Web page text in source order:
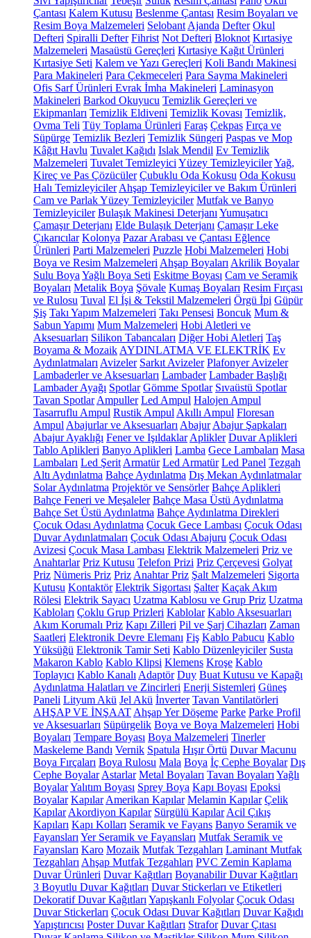
Çantası Kalem Kutusu Beslenme Çantası Resim Boyaları ve
Resim Boya Malzemeleri Selobant Ajanda Defter Okul
Defteri Spiralli Defter Fihrist Not Defteri Bloknot Kırtasiye
Malzemeleri Masaüstü Gereçleri Kırtasiye Kağıt Ürünleri
Kırtasiye Seti Kalem ve Yazı Gereçleri Koli Bandı Makinesi
Para Makineleri Para Çekmeceleri Para Sayma Makineleri
Ofis Sarf Ürünleri Evrak İmha Makineleri Laminasyon
Makineleri Barkod Okuyucu Temizlik Gereçleri ve
Ekipmanları Temizlik Eldiveni Temizlik Kovası Temizlik,
Ovma Teli Tüy Toplama Ürünleri Faraş Çekpas Fırça ve
Süpürge Temizlik Bezleri Temizlik Süngeri Paspas ve Mop
Kâğıt Havlu Tuvalet Kağıdı Islak Mendil Ev Temizlik
Malzemeleri Tuvalet Temizleyici Yüzey TemizleyicilerYağ,
Kireç ve Pas Çözücüler Çubuklu Oda Kokusu Oda Kokusu
Halı Temizleyiciler Ahşap Temizleyiciler ve Bakım Ürünleri
Cam ve Parlak Yüzey Temizleyiciler Mutfak ve Banyo
Temizleyiciler Bulaşık Makinesi Deterjanı Yumuşatıcı
Çamaşır Deterjanı Elde Bulaşık Deterjanı Çamaşır Leke
Çıkarıcılar Kolonya Pazar Arabası ve Çantası Eğlence
Ürünleri Parti Malzemeleri Puzzle Hobi Malzemeleri Hobi
Boya ve Resim Malzemeleri Ahşap Boyaları Akrilik Boyalar
Sulu Boya Yağlı Boya Seti Eskitme Boyası Cam ve Seramik
Boyaları Metalik Boya Şövale Kumaş Boyaları Resim Fırçası
ve Rulosu Tuval El İşi & Tekstil Malzemeleri Örgü İpi Güpür
Şiş Takı Yapım Malzemeleri Takı Pensesi Boncuk Mum &
Sabun Yapımı Mum Malzemeleri Hobi Aletleri ve
Aksesuarları Silikon Tabancaları Diğer Hobi Aletleri Taş
Boyama & Mozaik AYDINLATMA VE ELEKTRİK Ev
Aydınlatmaları Avizeler Sarkıt Avizeler Plafonyer Avizeler
Lambaderler ve Aksesuarları Lambader Lambader Başlığı
Lambader Ayağı Spotlar Gömme Spotlar Sıvaüstü Spotlar
Tavan Spotlar Ampuller Led Ampul Halojen Ampul
Tasarruflu Ampul Rustik Ampul Akıllı Ampul Floresan
Ampul Abajurlar ve Aksesuarları Abajur Abajur Şapkaları
Abajur Ayaklığı Fener ve Işıldaklar Aplikler Duvar Aplikleri
Tablo Aplikleri Banyo Aplikleri Lamba Gece Lambaları Masa
Lambaları Led Şerit Armatür Led Armatür Led Panel Tezgah
Altı Aydınlatma Bahçe Aydınlatma Dış Mekan Aydınlatmalar
Solar Aydınlatma Projektör ve Sensörler Bahçe Aplikleri
Bahçe Feneri ve Meşaleler Bahçe Masa Üstü Aydınlatma
Bahçe Set Üstü Aydınlatma Bahçe Aydınlatma Direkleri
Çocuk Odası Aydınlatma Çocuk Gece Lambası Çocuk Odası
Duvar Aydınlatmaları Çocuk Odası Abajuru Çocuk Odası
Avizesi Çocuk Masa Lambası Elektrik Malzemeleri Priz ve
Anahtarlar Priz Kutusu Telefon Prizi Priz Çerçevesi Golyat
Priz Nümeris Priz Priz Anahtar Priz Şalt Malzemeleri Sigorta
Kutusu Kontaktör Elektrik Sigortası Şalter Kaçak Akım
Rölesi Elektrik Sayacı Uzatma Kablosu ve Grup Priz Uzatma
Kabloları Çoklu Grup Prizleri Kablolar Kablo Aksesuarları
Akım Korumalı Priz Kapı Zilleri Pil ve Şarj Cihazları Zaman
Saatleri Elektronik Devre Elemanı Fiş Kablo Pabucu Kablo
Yüksüğü Elektronik Tamir Seti Kablo Düzenleyiciler Susta
Makaron Kablo Kablo Klipsi Klemens Kroşe Kablo
Toplayıcı Kablo Kanalı Adaptör Duy Buat Kutusu ve Kapağı
Aydınlatma Halatları ve Zincirleri Enerji Sistemleri Güneş
Paneli Lityum Akü Jel Akü İnverter Tavan Vantilatörleri
AHŞAP VE İNŞAAT Ahşap Yer Döşeme Parke Parke Profil
ve Aksesuarları Süpürgelik Boya ve Boya Malzemeleri Hobi
Boyaları Tempare Boyası Boya Malzemeleri Tinerler
Maskeleme Bandı Vernik Spatula Hışır Örtü Duvar Macunu
Boya Fırçaları Boya Rulosu Mala Boya İç Cephe Boyalar Dış
Cephe Boyalar Astarlar Metal Boyaları Tavan Boyaları Yağlı
BoyalarYalıtım Boyası Sprey Boya Kapı Boyası Epoksi
Boyalar Kapılar Amerikan Kapılar Melamin Kapılar Çelik
Kapılar Akordiyon Kapılar Sürgülü Kapılar Acil Çıkış
Kapıları Kapı Kolları Seramik ve Fayans Banyo Seramik ve
Fayansları Yer Seramik ve Fayansları Mutfak Seramik ve
Fayansları Karo Mozaik Mutfak Tezgahları Laminant Mutfak
Tezgahları Ahşap Mutfak Tezgahları PVC Zemin Kaplama
Duvar Ürünleri Duvar Kağıtları Boyanabilir Duvar Kağıtları
3 Boyutlu Duvar Kağıtları Duvar Stickerları ve Etiketleri
Dekoratif Duvar Kağıtları Yapışkanlı Folyolar Çocuk Odası
Duvar Stickerları Çocuk Odası Duvar Kağıtları Duvar Kağıdı
Yapıştırıcısı Poster Duvar Kağıtları Strafor Duvar Çıtası